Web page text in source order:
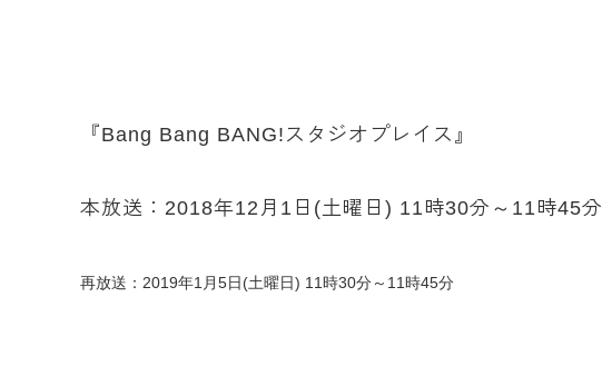
『Bang Bang BANG!スタジオプレイス』
本放送：2018年12月1日(土曜日) 11時30分～11時45分
再放送：2019年1月5日(土曜日) 11時30分～11時45分